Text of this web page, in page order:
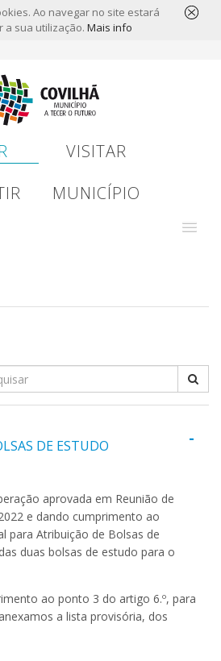
Ao navegar no site estará
a sua utilização. Mais info
VISITAR
MUNICÍPIO
-
DE ESTUDO
aprovada em Reunião de
e dando cumprimento ao
para Atribuição de Bolsas de
duas bolsas de estudo para o
ao ponto 3 do artigo 6.º, para
a lista provisória, dos